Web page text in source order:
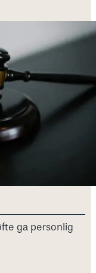
ga personlig